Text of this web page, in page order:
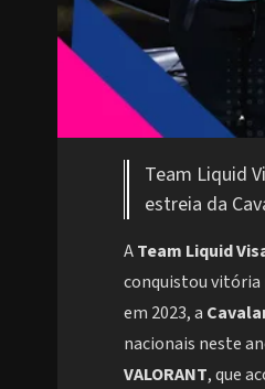
Team Liquid
estreia da
ATeam Liquid
conquistou vitória
em 2023, a
nacionais neste
VALORANT, que